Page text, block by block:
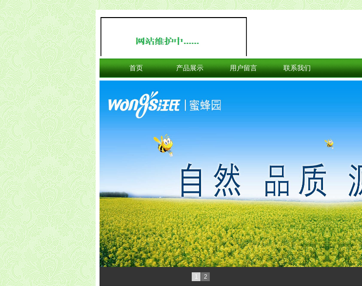
首页 产品展示 用户留言 联系我们
1 2